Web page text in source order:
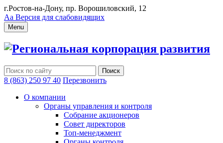
г.Ростов-на-Дону, пр. Ворошиловский, 12
Аа Версия для слабовидящих
Menu
Региональная корпорация развития
8 (863) 250 97 40 Перезвонить
О компании
Органы управления и контроля
Собрание акционеров
Совет директоров
Топ-менеджмент